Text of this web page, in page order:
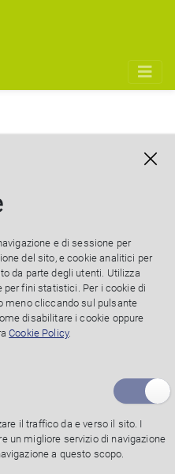
S.O.
percorso curriculare
del contesto e alla
di interventi
e di sessione per
del sito, e cookie analitici per
da parte degli utenti. Utilizza
fini statistici. Per i cookie di
meno cliccando sul pulsante
disabilitare i cookie oppure
Cookie Policy.
il traffico da e verso il sito. I
un migliore servizio di navigazione
a questo scopo.